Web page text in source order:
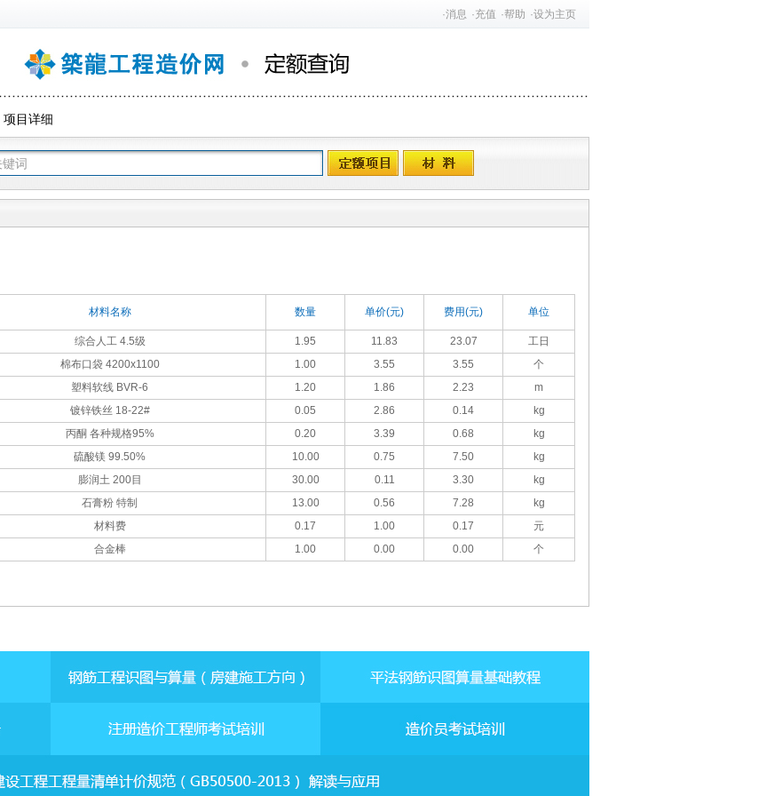
·消息 ·充值 ·帮助 ·设为主页
项目详细
材料名称 数量 单价(元) 费用(元) 单位
综合人工 4.5级 1.95 11.83 23.07 工日
棉布口袋 4200x1100 1.00 3.55 3.55
个
塑料软线 BVR-6 1.20 1.86 2.23
m
镀锌铁丝 18-22# 0.05 2.86 0.14
kg
丙酮 各种规格95% 0.20 3.39 0.68
kg
硫酸镁 99.50% 10.00 0.75 7.50
kg
膨润土 200目 30.00 0.11 3.30
kg
石膏粉 特制 13.00 0.56 7.28
kg
材料费 0.17 1.00 0.17
元
合金棒 1.00 0.00 0.00 个